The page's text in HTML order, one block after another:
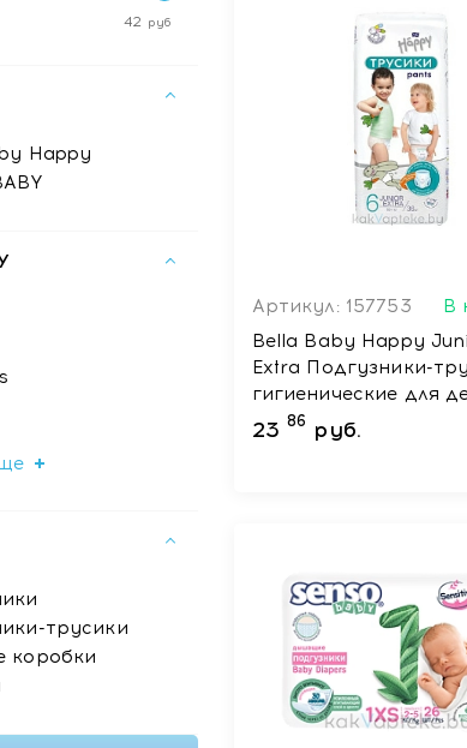
42 руб
Happy
трусики
коробки
Артикул: 157753
В
Bella Baby Happy
Extra Подгузники-
гигиенические для
универсальные, 36 шт
23 86 руб.